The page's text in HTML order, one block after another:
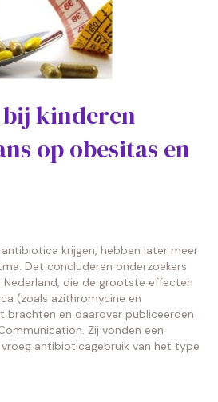
kinderen
op obesitas en
krijgen, hebben later meer
Dat concluderen onderzoekers
Nederland, die de grootste effecten
(zoals azithromycine en
brachten en daarover publiceerden
Zij vonden een
antibioticagebruik van het type